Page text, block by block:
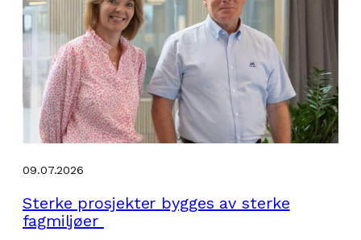
09.07.2026
Sterke prosjekter bygges av sterke
fagmiljøer